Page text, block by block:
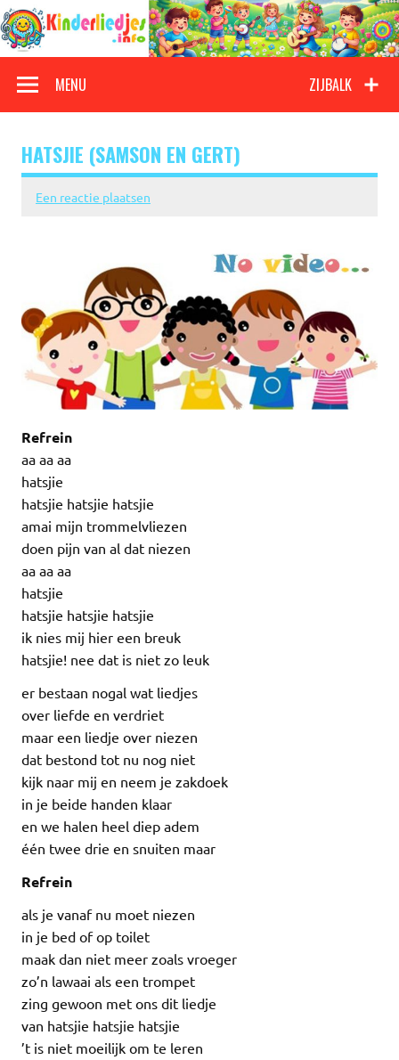
Doorgaan
naar
inhoud
Kinderliedjes
ZIJBALK
MENU
HATSJIE (SAMSON EN GERT)
Een reactie plaatsen
Refrein
aa aa aa
hatsjie
hatsjie hatsjie hatsjie
amai mijn trommelvliezen
doen pijn van al dat niezen
aa aa aa
hatsjie
hatsjie hatsjie hatsjie
ik nies mij hier een breuk
hatsjie! nee dat is niet zo leuk
er bestaan nogal wat liedjes
over liefde en verdriet
maar een liedje over niezen
dat bestond tot nu nog niet
kijk naar mij en neem je zakdoek
in je beide handen klaar
en we halen heel diep adem
één twee drie en snuiten maar
Refrein
als je vanaf nu moet niezen
in je bed of op toilet
maak dan niet meer zoals vroeger
zo’n lawaai als een trompet
zing gewoon met ons dit liedje
van hatsjie hatsjie hatsjie
’t is niet moeilijk om te leren